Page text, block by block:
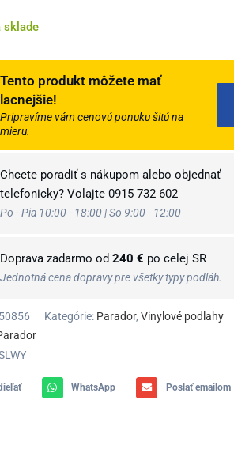
sklade
Tento produkt môžete mať
lacnejšie!
Pripravíme vám cenovú ponuku šitú na
mieru.
Chcete poradiť s nákupom alebo objednať
telefonicky? Volajte 0915 732 602
Po - Pia 10:00 - 18:00 | So 9:00 - 12:00
Doprava zadarmo od 240 € po celej SR
Jednotná cena dopravy pre všetky typy podláh.
Kategórie: Parador, Vinylové podlahy
WhatsApp Poslať emailom